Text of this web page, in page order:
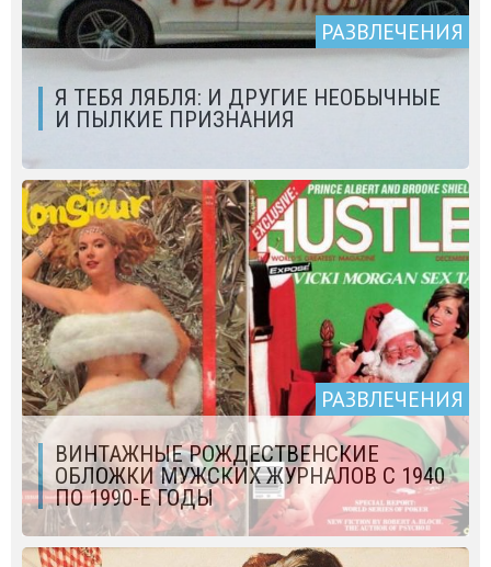
РАЗВЛЕЧЕНИЯ
Я ТЕБЯ ЛЯБЛЯ: И ДРУГИЕ НЕОБЫЧНЫЕ
И ПЫЛКИЕ ПРИЗНАНИЯ
РАЗВЛЕЧЕНИЯ
ВИНТАЖНЫЕ РОЖДЕСТВЕНСКИЕ
ОБЛОЖКИ МУЖСКИХ ЖУРНАЛОВ С 1940
ПО 1990-Е ГОДЫ